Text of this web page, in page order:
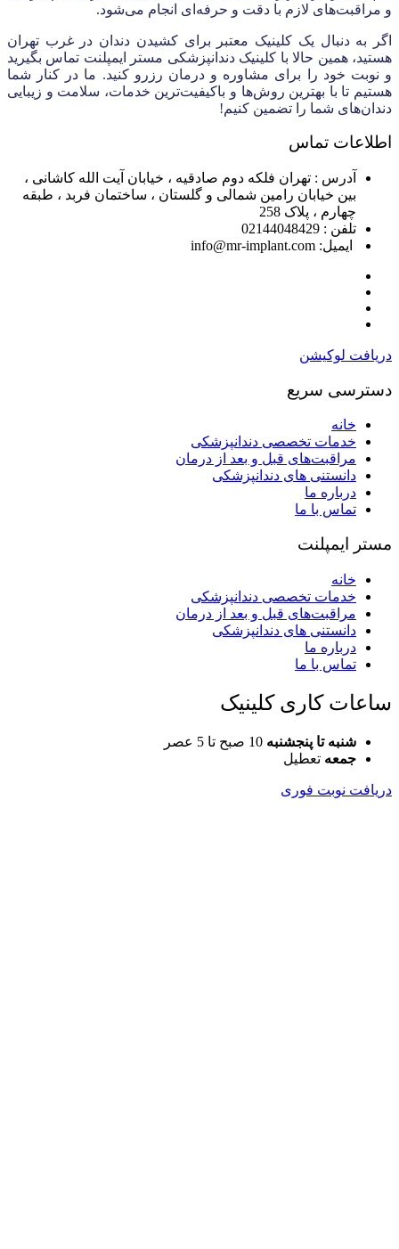
و مراقبت‌های لازم با دقت و حرفه‌ای انجام می‌شود.
اگر به دنبال یک کلینیک معتبر برای کشیدن دندان در غرب تهران
هستید، همین حالا با کلینیک دندانپزشکی مستر ایمپلنت تماس بگیرید
و نوبت خود را برای مشاوره و درمان رزرو کنید. ما در کنار شما
هستیم تا با بهترین روش‌ها و باکیفیت‌ترین خدمات، سلامت و زیبایی
دندان‌های شما را تضمین کنیم!
اطلاعات تماس
آدرس : تهران فلکه دوم صادقیه ، خیابان آیت الله کاشانی ،
بین خیابان رامین شمالی و گلستان ، ساختمان فربد ، طبقه
چهارم ، پلاک 258
تلفن : 02144048429
ایمیل: info@mr-implant.com
دریافت لوکیشن
دسترسی سریع
خانه
خدمات تخصصی دندانپزشکی
مراقبت‌های قبل و بعد از درمان
دانستنی های دندانپزشکی
درباره ما
تماس با ما
مستر ایمپلنت
خانه
خدمات تخصصی دندانپزشکی
مراقبت‌های قبل و بعد از درمان
دانستنی های دندانپزشکی
درباره ما
تماس با ما
ساعات کاری کلینیک
شنبه تا پنجشنبه 10 صبح تا 5 عصر
جمعه تعطیل
دریافت نوبت فوری